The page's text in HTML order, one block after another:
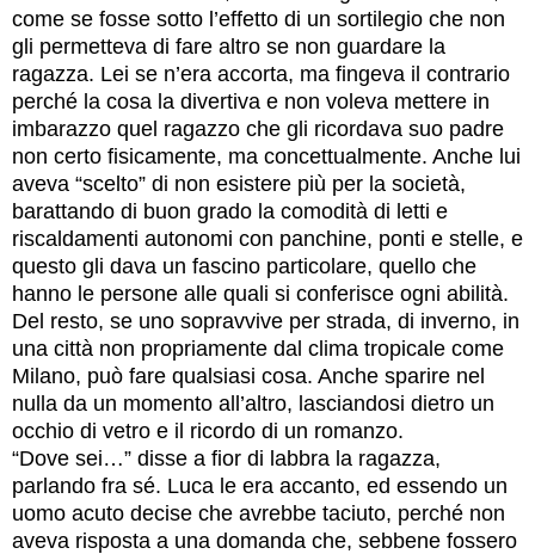
come se fosse sotto l’effetto di un sortilegio che non
gli permetteva di fare altro se non guardare la
ragazza. Lei se n’era accorta, ma fingeva il contrario
perché la cosa la divertiva e non voleva mettere in
imbarazzo quel ragazzo che gli ricordava suo padre
non certo fisicamente, ma concettualmente. Anche lui
aveva “scelto” di non esistere più per la società,
barattando di buon grado la comodità di letti e
riscaldamenti autonomi con panchine, ponti e stelle, e
questo gli dava un fascino particolare, quello che
hanno le persone alle quali si conferisce ogni abilità.
Del resto, se uno sopravvive per strada, di inverno, in
una città non propriamente dal clima tropicale come
Milano, può fare qualsiasi cosa. Anche sparire nel
nulla da un momento all’altro, lasciandosi dietro un
occhio di vetro e il ricordo di un romanzo.
“Dove sei…” disse a fior di labbra la ragazza,
parlando fra sé. Luca le era accanto, ed essendo un
uomo acuto decise che avrebbe taciuto, perché non
aveva risposta a una domanda che, sebbene fossero